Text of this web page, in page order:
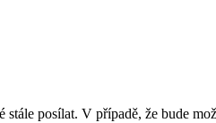
posílat. V případě, že bude